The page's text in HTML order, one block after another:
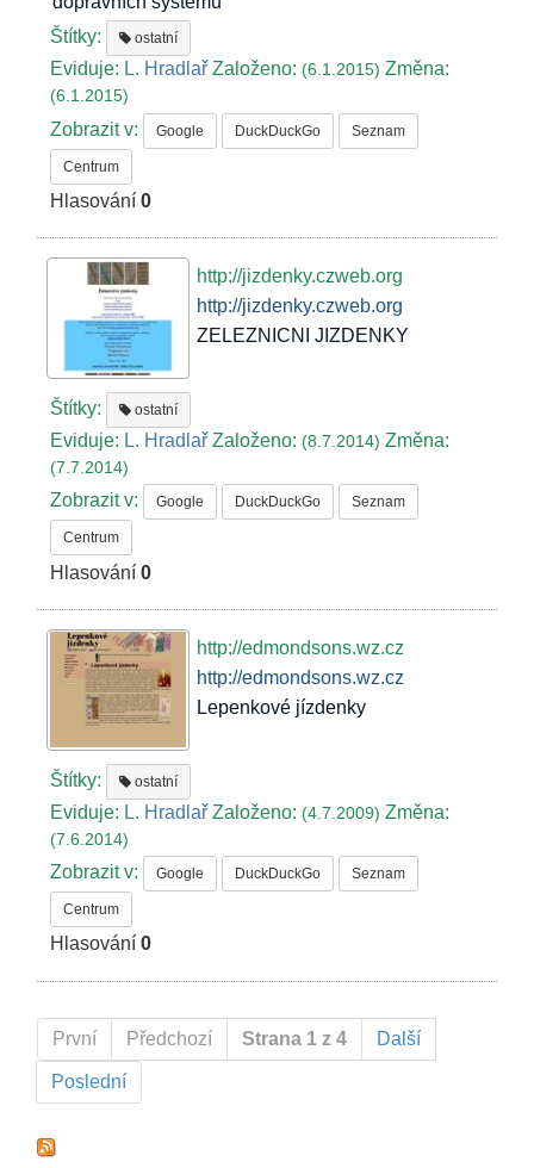
Štítky:
ostatní
Eviduje: L. Hradlař Založeno:(6.1.2015)Změna:
(6.1.2015)
Zobrazit v: Google DuckDuckGo Seznam
Centrum
Hlasování0
http://jizdenky.czweb.org
http://jizdenky.czweb.org
ZELEZNICNI JIZDENKY
Štítky: ostatní
Eviduje: L. Hradlař Založeno:(8.7.2014)Změna:
(7.7.2014)
Zobrazit v: Google DuckDuckGo Seznam
Centrum
Hlasování0
http://edmondsons.wz.cz
http://edmondsons.wz.cz
Lepenkové jízdenky
Štítky: ostatní
Eviduje: L. Hradlař Založeno:(4.7.2009)Změna:
(7.6.2014)
Zobrazit v: Google DuckDuckGo Seznam
Centrum
Hlasování0
První Předchozí Strana 1 z 4 Další
Poslední